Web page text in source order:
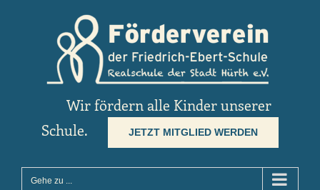
Wir fördern alle Kinder unserer
Schule.
JETZT MITGLIED WERDEN
Gehe zu ...